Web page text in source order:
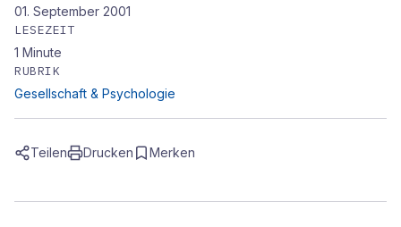
01. September 2001
LESEZEIT
1 Minute
RUBRIK
Gesellschaft & Psychologie
Teilen Drucken Merken